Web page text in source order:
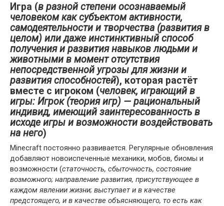
Игра (в разной степени осознаваемый
человеком как субъектом активности,
самодеятельности и творчества (развития в
целом) или даже инстинктивный способ
получения и развития навыков людьми и
животными в момент отсутствия
непосредственной угрозы для жизни и
развития способностей), которая растёт
вместе с игроком (человек, играющий в
игры: Игрок (теория игр) — рациональный
индивид, имеющий заинтересованность в
исходе игры и возможности воздействовать
на него)
Minecraft постоянно развивается. Регулярные обновления
добавляют новоиспеченные механики, мобов, биомы и
возможности (статочность, сбыточность, состояние
возможного; направление развития, присутствующее в
каждом явлении жизни; выступает и в качестве
предстоящего, и в качестве объясняющего, то есть как